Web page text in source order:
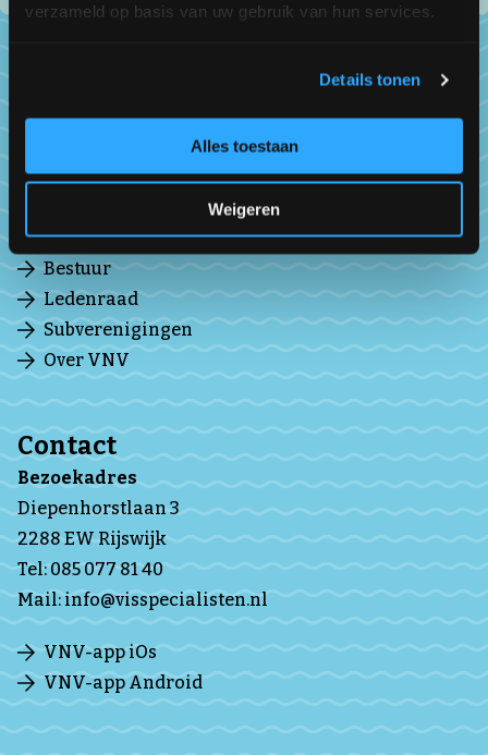
verzameld op basis van uw gebruik van hun services.
Details tonen
Alles toestaan
Weigeren
Over ons
De Vereniging van Nederlandse Visspecialisten
(VNV) is de landelijke brancheorganisatie voor
visspecialisten al 40 jaar lang!
Bestuur
Ledenraad
Subverenigingen
Over VNV
Contact
Bezoekadres
Diepenhorstlaan 3
2288 EW Rijswijk
Tel:085 077 81 40
Mail:info@visspecialisten.nl
VNV-app iOs
VNV-app Android